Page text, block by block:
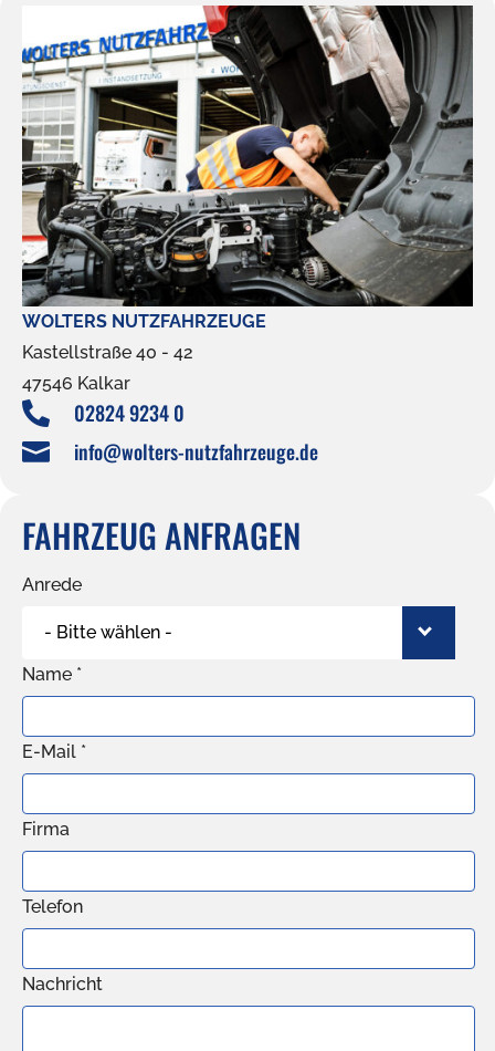
WOLTERS NUTZFAHRZEUGE
Kastellstraße 40 - 42
47546 Kalkar
 02824 9234 0
 info@wolters-nutzfahrzeuge.de
FAHRZEUG ANFRAGEN
Anrede
- Bitte wählen -
Name *
E-Mail *
Firma
Telefon
Nachricht